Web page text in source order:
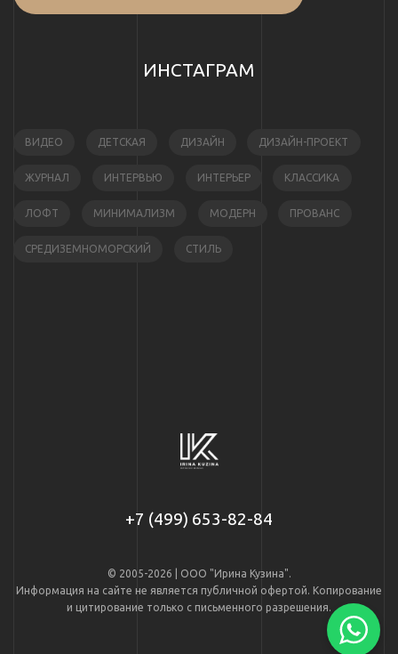
ИНСТАГРАМ
ВИДЕО ДЕТСКАЯ ДИЗАЙН ДИЗАЙН-ПРОЕКТ
ЖУРНАЛ ИНТЕРВЬЮ ИНТЕРЬЕР КЛАССИКА
ЛОФТ МИНИМАЛИЗМ МОДЕРН ПРОВАНС
СРЕДИЗЕМНОМОРСКИЙ СТИЛЬ
+7 (499) 653-82-84
© 2005-2026 | ООО "Ирина Кузина".
Информация на сайте не является публичной офертой. Копирование
и цитирование только с письменного разрешения.